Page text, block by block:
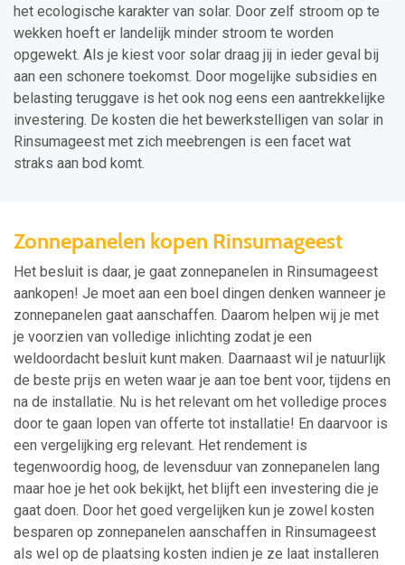
het ecologische karakter van solar. Door zelf stroom op te
wekken hoeft er landelijk minder stroom te worden
opgewekt. Als je kiest voor solar draag jij in ieder geval bij
aan een schonere toekomst. Door mogelijke subsidies en
belasting teruggave is het ook nog eens een aantrekkelijke
investering. De kosten die het bewerkstelligen van solar in
Rinsumageest met zich meebrengen is een facet wat
straks aan bod komt.
Zonnepanelen kopen Rinsumageest
Het besluit is daar, je gaat zonnepanelen in Rinsumageest
aankopen! Je moet aan een boel dingen denken wanneer je
zonnepanelen gaat aanschaffen. Daarom helpen wij je met
je voorzien van volledige inlichting zodat je een
weldoordacht besluit kunt maken. Daarnaast wil je natuurlijk
de beste prijs en weten waar je aan toe bent voor, tijdens en
na de installatie. Nu is het relevant om het volledige proces
door te gaan lopen van offerte tot installatie! En daarvoor is
een vergelijking erg relevant. Het rendement is
tegenwoordig hoog, de levensduur van zonnepanelen lang
maar hoe je het ook bekijkt, het blijft een investering die je
gaat doen. Door het goed vergelijken kun je zowel kosten
besparen op zonnepanelen aanschaffen in Rinsumageest
als wel op de plaatsing kosten indien je ze laat installeren